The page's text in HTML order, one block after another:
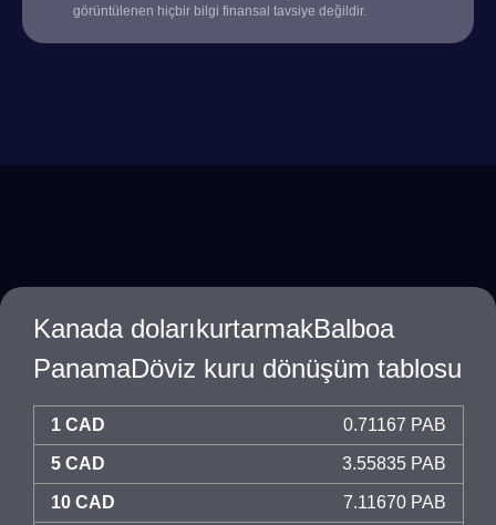
görüntülenen hiçbir bilgi finansal tavsiye değildir.
Kanada dolarıkurtarmakBalboa
PanamaDöviz kuru dönüşüm tablosu
1 CAD 0.71167 PAB
5 CAD 3.55835 PAB
10 CAD 7.11670 PAB